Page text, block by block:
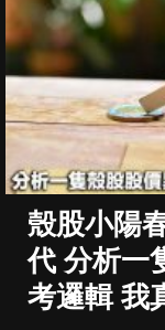
殼股小陽
代 分析一
考邏輯 我